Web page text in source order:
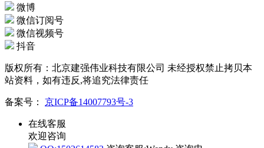
微博
微信订阅号
微信视频号
抖音
版权所有：北京建强伟业科技有限公司 未经授权禁止拷贝本
站资料，如有违反,将追究法律责任
备案号： 京ICP备14007793号-3
在线客服
欢迎咨询